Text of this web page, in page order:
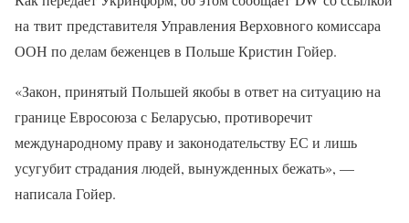
на твит представителя Управления Верховного комиссара
ООН по делам беженцев в Польше Кристин Гойер.
«Закон, принятый Польшей якобы в ответ на ситуацию на
границе Евросоюза с Беларусью, противоречит
международному праву и законодательству ЕС и лишь
усугубит страдания людей, вынужденных бежать», —
написала Гойер.